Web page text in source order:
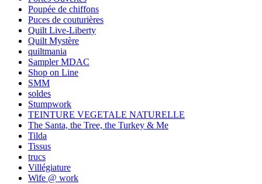
Poupée de chiffons
Puces de couturières
Quilt Live-Liberty
Quilt Mystère
quiltmania
Sampler MDAC
Shop on Line
SMM
soldes
Stumpwork
TEINTURE VEGETALE NATURELLE
The Santa, the Tree, the Turkey & Me
Tilda
Tissus
trucs
Villégiature
Wife @ work